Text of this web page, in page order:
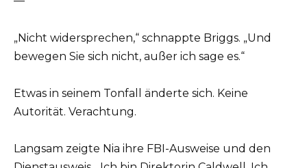
„Nicht widersprechen,“ schnappte Briggs. „Und
bewegen Sie sich nicht, außer ich sage es.“
Etwas in seinem Tonfall änderte sich. Keine
Autorität. Verachtung.
Langsam zeigte Nia ihre FBI-Ausweise und den